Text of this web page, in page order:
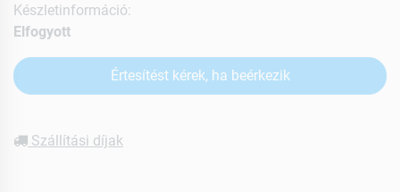
Készletinformáció:
Elfogyott
Értesítést kérek, ha beérkezik
Szállítási díjak